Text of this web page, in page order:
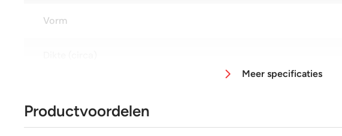
Vorm
Glans / Mat
Meer specificaties
Productvoordelen